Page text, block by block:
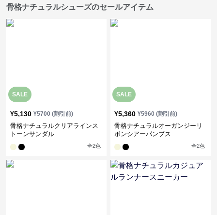
骨格ナチュラルシューズのセールアイテム
SALE
¥5,130 ¥5700(割引前)
骨格ナチュラルクリアラインス
トーンサンダル
全2色
SALE
¥5,360 ¥5960(割引前)
骨格ナチュラルオーガンジーリ
ボンシアーパンプス
全2色